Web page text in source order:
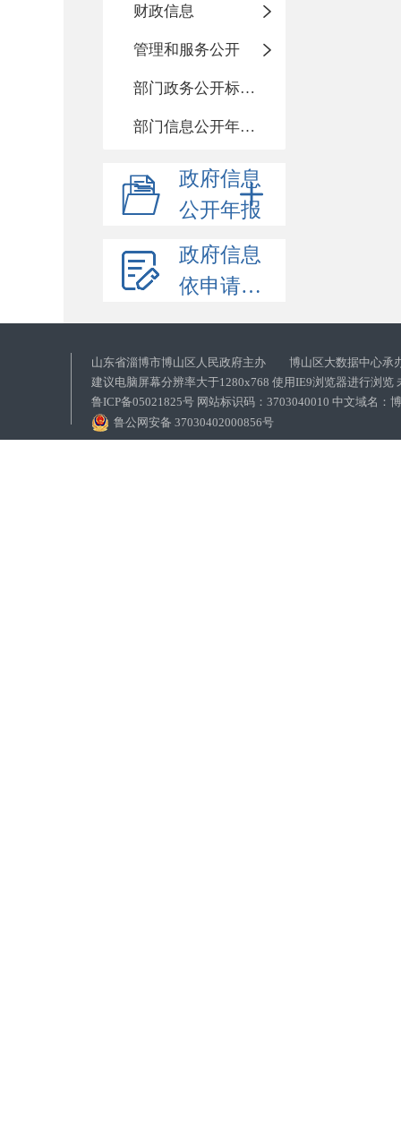
财政信息
管理和服务公开
部门政务公开标准化目录
部门信息公开年度报告
政府信息
公开年报
政府信息
依申请公开
山东省淄博市博山区人民政府主办 博山区大数据中心承
建议电脑屏幕分辨率大于1280x768 使用IE9浏览器进行浏览
鲁ICP备05021825号 网站标识码：3703040010 中文域名：
鲁公网安备 37030402000856号